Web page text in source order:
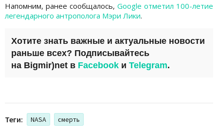
Напомним, ранее сообщалось, Google отметил 100-летие
легендарного антрополога Мэри Лики.
Хотите знать важные и актуальные новости
раньше всех? Подписывайтесь
на Bigmir)net в Facebook и Telegram.
Теги: NASA смерть